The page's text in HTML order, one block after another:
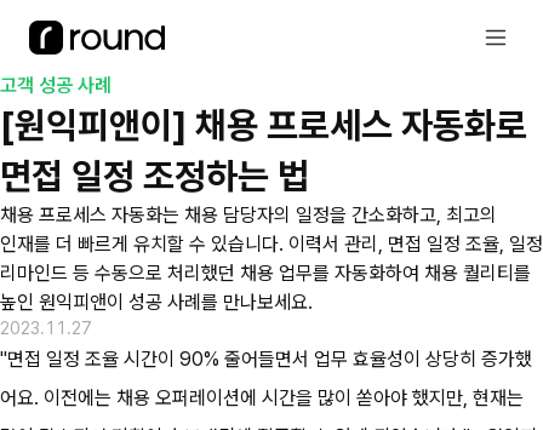
고객 성공 사례
[원익피앤이] 채용 프로세스 자동화로
면접 일정 조정하는 법
채용 프로세스 자동화는 채용 담당자의 일정을 간소화하고, 최고의
인재를 더 빠르게 유치할 수 있습니다. 이력서 관리, 면접 일정 조율, 일정
리마인드 등 수동으로 처리했던 채용 업무를 자동화하여 채용 퀄리티를
높인 원익피앤이 성공 사례를 만나보세요.
2023.11.27
"면접 일정 조율 시간이 90% 줄어들면서 업무 효율성이 상당히 증가했
어요. 이전에는 채용 오퍼레이션에 시간을 많이 쏟아야 했지만, 현재는